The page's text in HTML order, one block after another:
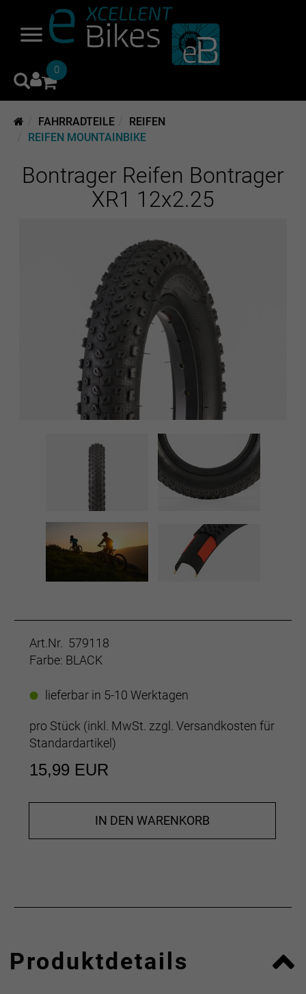
0
FAHRRADTEILE
REIFEN
REIFEN MOUNTAINBIKE
Bontrager Reifen Bontrager
XR1 12x2.25
Art.Nr. 579118
Farbe: BLACK
lieferbar in 5-10 Werktagen
pro Stück (inkl. MwSt. zzgl. Versandkosten für
Standardartikel)
15,99 EUR
IN DEN WARENKORB
Produktdetails